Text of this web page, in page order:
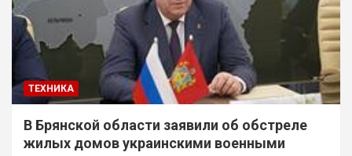
ТЕХНИКА
В Брянской области заявили об обстреле
жилых домов украинскими военными